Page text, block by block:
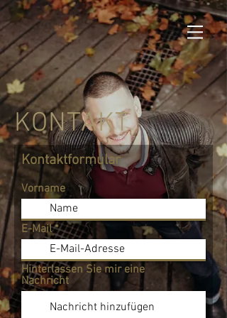
KONTAKT
Kontaktformular
Vorname
E-Mail
Hinterlassen Sie mir eine
Nachricht